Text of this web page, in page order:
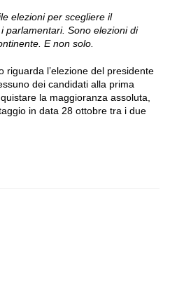
elezioni per scegliere il
parlamentari. Sono elezioni di
E non solo.
riguarda l’elezione del presidente
dei candidati alla prima
la maggioranza assoluta,
in data 28 ottobre tra i due